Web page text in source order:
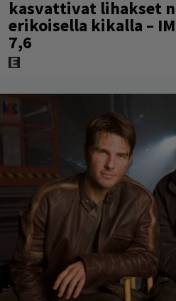
kasvattivat lihakset
erikoisella kikalla –
7,6